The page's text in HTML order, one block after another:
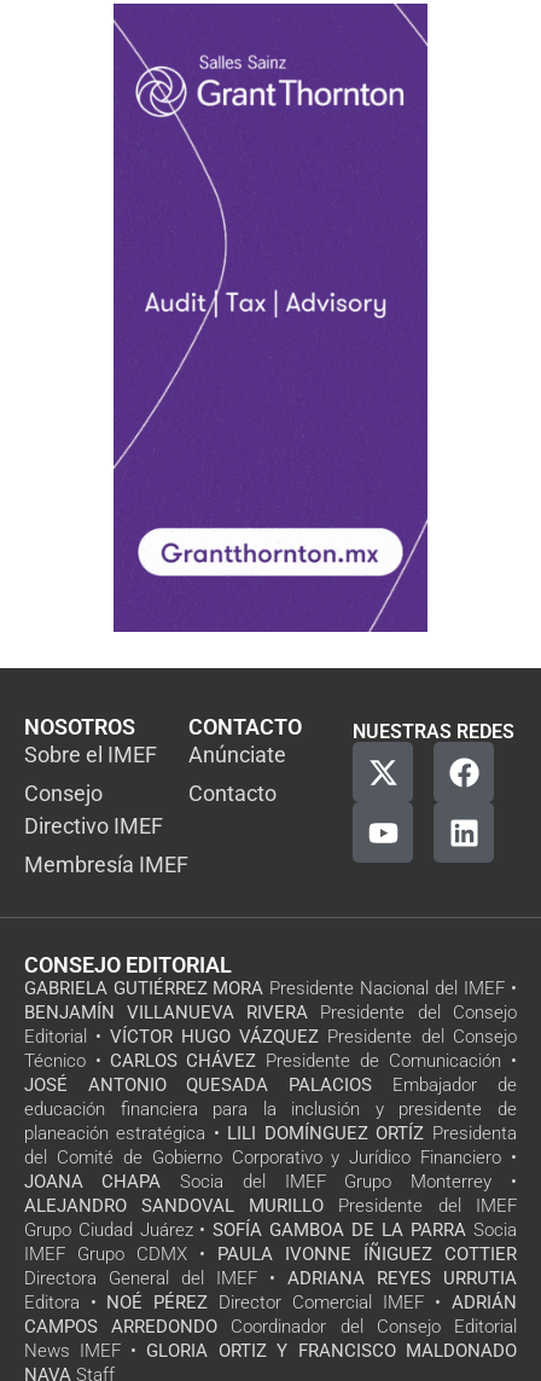
NOSOTROS
Sobre el IMEF
Consejo
Directivo IMEF
Membresía IMEF
CONTACTO
Anúnciate
Contacto
NUESTRAS REDES
CONSEJO EDITORIAL
GABRIELA GUTIÉRREZ MORA Presidente Nacional del IMEF •
BENJAMÍN VILLANUEVA RIVERA Presidente del Consejo
Editorial • VÍCTOR HUGO VÁZQUEZ Presidente del Consejo
Técnico • CARLOS CHÁVEZ Presidente de Comunicación •
JOSÉ ANTONIO QUESADA PALACIOS Embajador de
educación financiera para la inclusión y presidente de
planeación estratégica • LILI DOMÍNGUEZ ORTÍZ Presidenta
del Comité de Gobierno Corporativo y Jurídico Financiero •
JOANA CHAPA Socia del IMEF Grupo Monterrey •
ALEJANDRO SANDOVAL MURILLO Presidente del IMEF
Grupo Ciudad Juárez • SOFÍA GAMBOA DE LA PARRA Socia
IMEF Grupo CDMX • PAULA IVONNE ÍÑIGUEZ COTTIER
Directora General del IMEF • ADRIANA REYES URRUTIA
Editora • NOÉ PÉREZ Director Comercial IMEF • ADRIÁN
CAMPOS ARREDONDO Coordinador del Consejo Editorial
News IMEF • GLORIA ORTIZ Y FRANCISCO MALDONADO
NAVA Staff